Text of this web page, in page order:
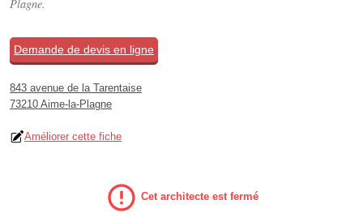
Plagne.
Demande de devis en ligne
843 avenue de la Tarentaise
73210 Aime-la-Plagne
Améliorer cette fiche
Cet architecte est fermé